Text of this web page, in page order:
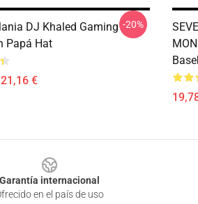
DJ Khaled Gaming
Papá Hat
€
-20%
Garantía internacional
en el país de uso